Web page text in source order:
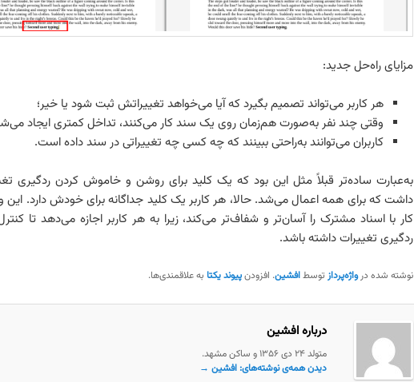
مزایای راه‌حل جدید:
هر کاربر می‌تواند تصمیم بگیرد که آیا می‌خواهد تغییراتش ثبت شود یا خیر؛
وقتی چند نفر به‌صورت هم‌زمان روی یک سند کار می‌کنند، تداخل کمتری ایجاد
کاربران می‌توانند به‌راحتی ببینند که چه کسی چه تغییراتی در سند داده است.
به‌عبارت ساده‌تر قبلاً مثل این بود که یک کلید برای روشن و خاموش کردن ردگیری
داشت که برای همه اعمال می‌شد. حالا، هر کاربر یک کلید جداگانه برای خودش دارد. این
کار با اسناد مشترک را آسان‌تر و شفاف‌تر می‌کند، زیرا به هر کاربر اجازه می‌دهد تا
ردگیری تغییرات داشته باشد.
نوشته شده درواژه‌پردازتوسطافشین. افزودنپیوند یکتابه علاقمندی‌ها.
درباره افشین
متولد ۲۴ دی ۱۳۵۶ و ساکن مشهد.
دیدن همه‌ی نوشته‌های: افشین →